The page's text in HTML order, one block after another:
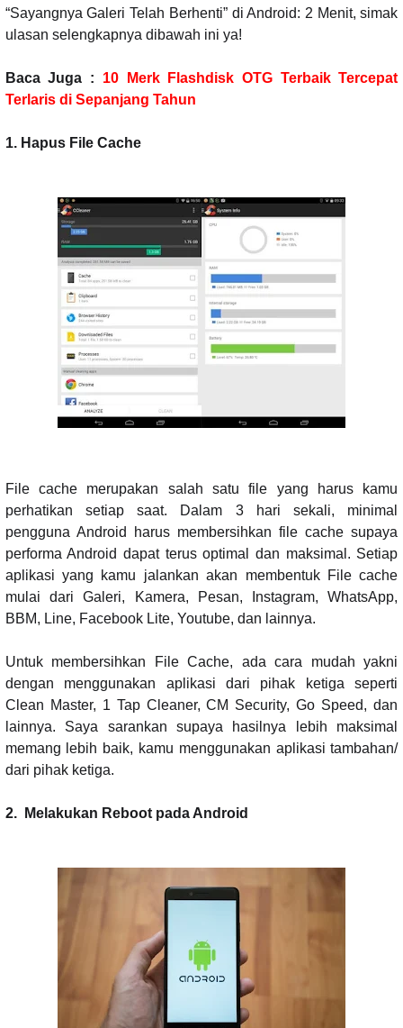
“Sayangnya Galeri Telah Berhenti” di Android: 2 Menit, simak
ulasan selengkapnya dibawah ini ya!
Baca Juga : 10 Merk Flashdisk OTG Terbaik Tercepat
Terlaris di Sepanjang Tahun
1. Hapus File Cache
File cache merupakan salah satu file yang harus kamu
perhatikan setiap saat. Dalam 3 hari sekali, minimal
pengguna Android harus membersihkan file cache supaya
performa Android dapat terus optimal dan maksimal. Setiap
aplikasi yang kamu jalankan akan membentuk File cache
mulai dari Galeri, Kamera, Pesan, Instagram, WhatsApp,
BBM, Line, Facebook Lite, Youtube, dan lainnya.
Untuk membersihkan File Cache, ada cara mudah yakni
dengan menggunakan aplikasi dari pihak ketiga seperti
Clean Master, 1 Tap Cleaner, CM Security, Go Speed, dan
lainnya. Saya sarankan supaya hasilnya lebih maksimal
memang lebih baik, kamu menggunakan aplikasi tambahan/
dari pihak ketiga.
2. Melakukan Reboot pada Android